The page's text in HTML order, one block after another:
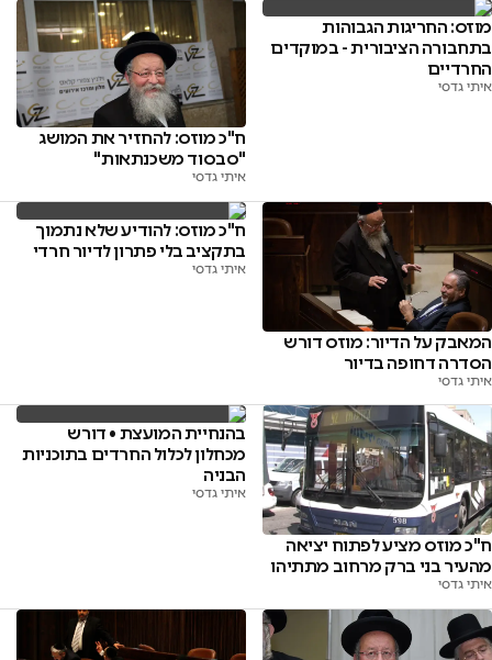
מוזס: החריגות הגבוהות
בתחבורה הציבורית - במוקדים
החרדיים
איתי גדסי
ח"כ מוזס: להחזיר את המושג
"סבסוד משכנתאות"
איתי גדסי
המאבק על הדיור: מוזס דורש
הסדרה דחופה בדיור
איתי גדסי
ח"כ מוזס: להודיע שלא נתמוך
בתקציב בלי פתרון לדיור חרדי
איתי גדסי
ח"כ מוזס מציע לפתוח יציאה
מהעיר בני ברק מרחוב מתתיהו
איתי גדסי
בהנחיית המועצת • דורש
מכחלון לכלול החרדים בתוכניות
הבניה
איתי גדסי